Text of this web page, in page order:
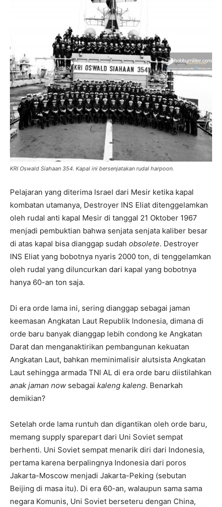
KRI Oswald Siahaan 354. Kapal ini bersenjatakan rudal harpoon.
Pelajaran yang diterima Israel dari Mesir ketika kapal
kombatan utamanya, Destroyer INS Eliat ditenggelamkan
oleh rudal anti kapal Mesir di tanggal 21 Oktober 1967
menjadi pembuktian bahwa senjata senjata kaliber besar
di atas kapal bisa dianggap sudah obsolete. Destroyer
INS Eliat yang bobotnya nyaris 2000 ton, di tenggelamkan
oleh rudal yang diluncurkan dari kapal yang bobotnya
hanya 60-an ton saja.
Di era orde lama ini, sering dianggap sebagai jaman
keemasan Angkatan Laut Republik Indonesia, dimana di
orde baru banyak dianggap lebih condong ke Angkatan
Darat dan menganaktirikan pembangunan kekuatan
Angkatan Laut, bahkan meminimalisir alutsista Angkatan
Laut sehingga armada TNI AL di era orde baru diistilahkan
anak jaman now sebagai kaleng kaleng. Benarkah
demikian?
Setelah orde lama runtuh dan digantikan oleh orde baru,
memang supply sparepart dari Uni Soviet sempat
berhenti. Uni Soviet sempat menarik diri dari Indonesia,
pertama karena berpalingnya Indonesia dari poros
Jakarta-Moscow menjadi Jakarta-Peking (sebutan
Beijing di masa itu). Di era 60-an, walaupun sama sama
negara Komunis, Uni Soviet berseteru dengan China,